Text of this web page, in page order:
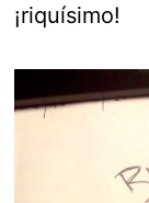
¡riquísimo!